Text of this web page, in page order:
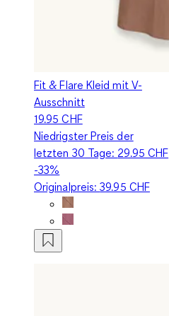
Fit & Flare Kleid mit V-
Ausschnitt
19.95 CHF
Niedrigster Preis der
letzten 30 Tage: 29.95 CHF
-33%
Originalpreis:39.95 CHF